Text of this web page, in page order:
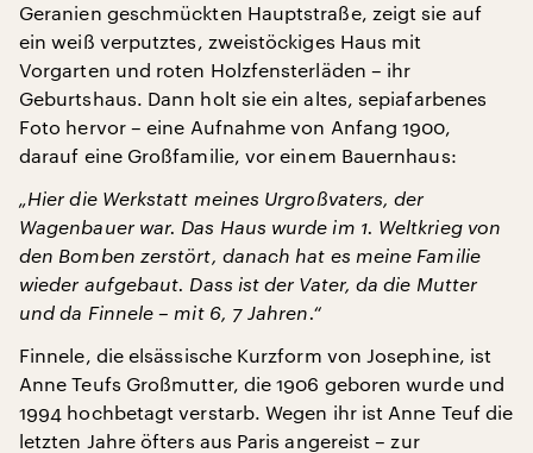
Geranien geschmückten Hauptstraße, zeigt sie auf
ein weiß verputztes, zweistöckiges Haus mit
Vorgarten und roten Holzfensterläden – ihr
Geburtshaus. Dann holt sie ein altes, sepiafarbenes
Foto hervor – eine Aufnahme von Anfang 1900,
darauf eine Großfamilie, vor einem Bauernhaus:
„Hier die Werkstatt meines Urgroßvaters, der
Wagenbauer war. Das Haus wurde im 1. Weltkrieg von
den Bomben zerstört, danach hat es meine Familie
wieder aufgebaut. Dass ist der Vater, da die Mutter
und da Finnele – mit 6, 7 Jahren.“
Finnele, die elsässische Kurzform von Josephine, ist
Anne Teufs Großmutter, die 1906 geboren wurde und
1994 hochbetagt verstarb. Wegen ihr ist Anne Teuf die
letzten Jahre öfters aus Paris angereist – zur